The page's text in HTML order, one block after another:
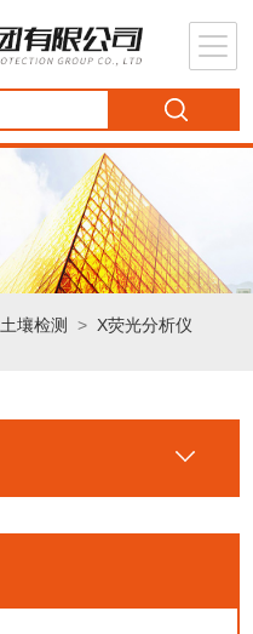
土壤检测 > X荧光分析仪